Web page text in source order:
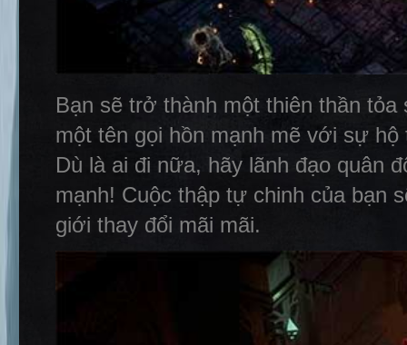
Bạn sẽ trở thành một thiên thần
một tên gọi hồn mạnh mẽ với sự
Dù là ai đi nữa, hãy lãnh đạo quân
mạnh! Cuộc thập tự chinh của bạn
giới thay đổi mãi mãi.